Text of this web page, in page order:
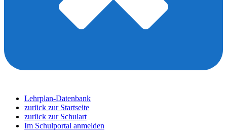
Lehrplan-Datenbank
zurück zur Startseite
zurück zur Schulart
Im Schulportal anmelden